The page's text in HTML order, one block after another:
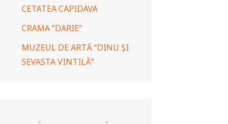
CETATEA CAPIDAVA
CRAMA ”DARIE”
MUZEUL DE ARTĂ “DINU ȘI
SEVASTA VINTILĂ”